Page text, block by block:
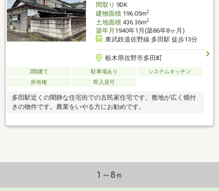
間取り 9DK
建物面積196.05m2
土地面積436.36m2
築年月 1940年1月(築86年8ヶ月)
東武鉄道佐野線 多田駅 徒歩13分
栃木県佐野市多田町
2階建て 駐車場あり
システムキッチン
所有権
即入居可
多田駅近くの閑静な住宅街での古民家住宅です。敷地が広く畑付
きの物件です。農業をいやる方にお勧めです。
1～8 件